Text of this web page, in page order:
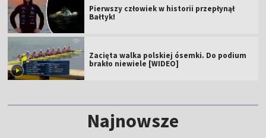
Pierwszy człowiek w historii przepłynął
Bałtyk!
Zacięta walka polskiej ósemki. Do podium
brakło niewiele [WIDEO]
Najnowsze